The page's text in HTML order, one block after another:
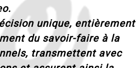
unique, entièrement
du savoir-faire à la
transmettent avec